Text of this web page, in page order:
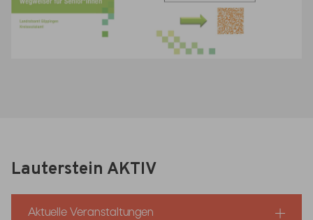
Lauterstein AKTIV
Aktuelle Veranstaltungen